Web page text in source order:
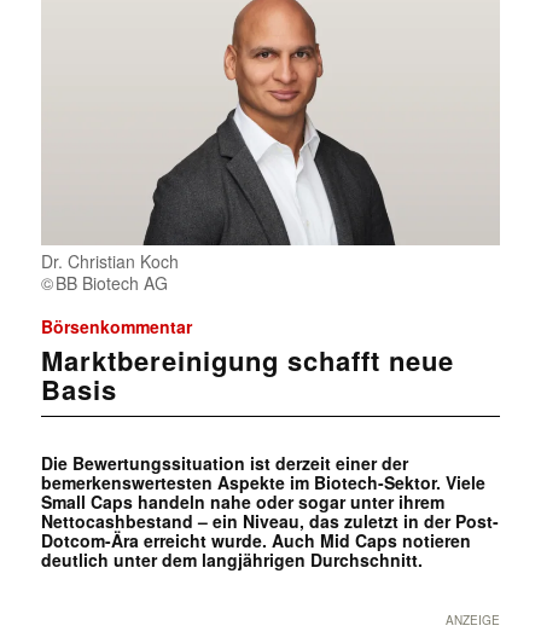
Dr. Christian Koch
BB Biotech AG
Börsenkommentar
Marktbereinigung schafft neue
Basis
Die Bewertungssituation ist derzeit einer der
bemerkenswertesten Aspekte im Biotech-Sektor. Viele
Small Caps handeln nahe oder sogar unter ihrem
Nettocashbestand – ein Niveau, das zuletzt in der Post-
Dotcom-Ära erreicht wurde. Auch Mid Caps notieren
deutlich unter dem langjährigen Durchschnitt.
ANZEIGE